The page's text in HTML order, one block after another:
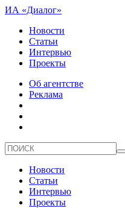
ИА «Диалог»
Новости
Статьи
Интервью
Проекты
Об агентстве
Реклама
Новости
Статьи
Интервью
Проекты